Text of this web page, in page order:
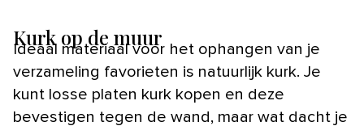
Kurk op de muur
Ideaal materiaal voor het ophangen van je
verzameling favorieten is natuurlijk kurk. Je
kunt losse platen kurk kopen en deze
bevestigen tegen de wand, maar wat dacht je